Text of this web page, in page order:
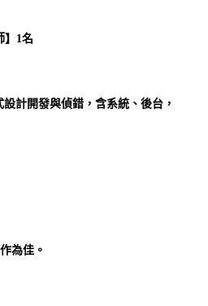
】1名
計開發與偵錯，含系統、後台，
為佳。